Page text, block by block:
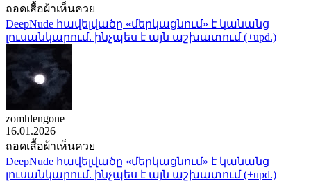
ถอดเสื้อผ้าเห็นควย
DeepNude հավելվածը «մերկացնում» է կանանց
լուսանկարում. ինչպես է այն աշխատում (+upd.)
zomhlengone
16.01.2026
ถอดเสื้อผ้าเห็นควย
DeepNude հավելվածը «մերկացնում» է կանանց
լուսանկարում. ինչպես է այն աշխատում (+upd.)